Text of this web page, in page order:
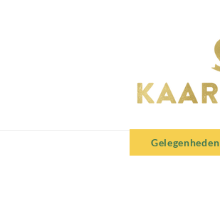
Gelegenheden